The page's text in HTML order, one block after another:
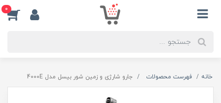
0
خانه فهرست محصولات جارو شارژی و زمین شور بیسل مدل 4000E